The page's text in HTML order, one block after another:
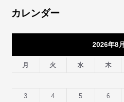
カレンダー
2026年8月
月 火 水 木
3 4 5 6